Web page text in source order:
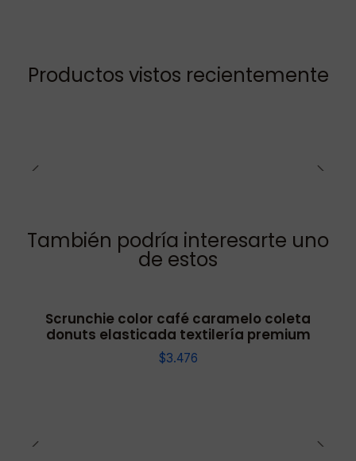
Productos vistos recientemente
También podría interesarte uno
de estos
Scrunchie color café caramelo coleta
donuts elasticada textilería premium
$3.476